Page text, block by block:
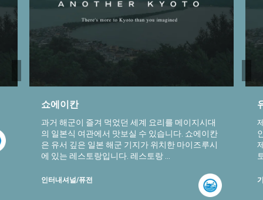
쇼에이칸
과거 해군이 즐겨 먹었던 세계 요리를 메이지시대
의 일본식 여관에서 맛보실 수 있습니다. 쇼에이칸
은 유서 깊은 일본 해군 기지가 위치한 마이즈루시
에 있는 레스토랑입니다. 레스토랑 ...
인터내셔널/퓨전